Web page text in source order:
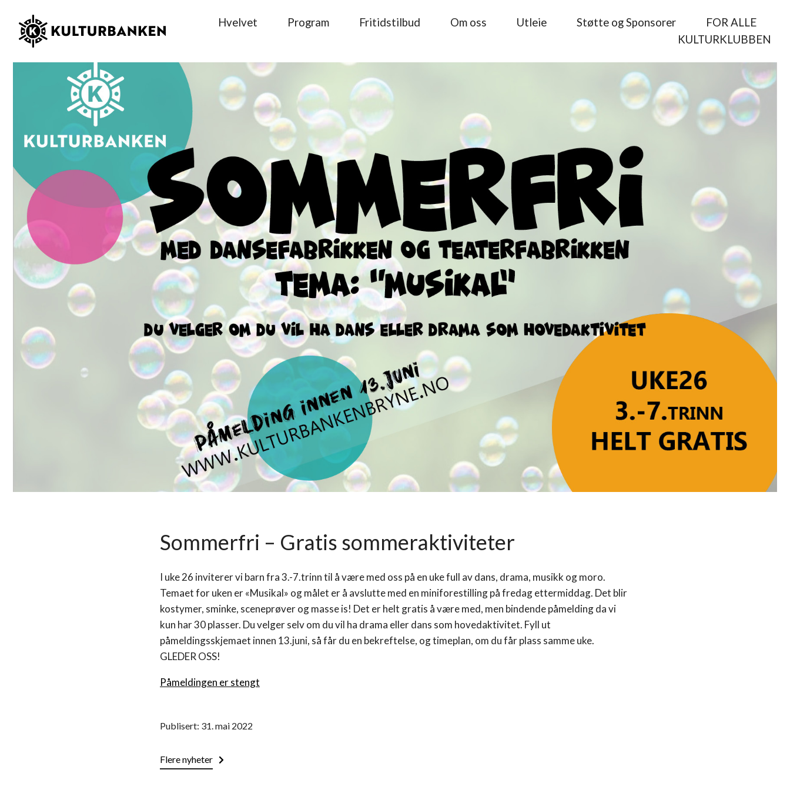
Hvelvet Program Fritidstilbud Om oss Utleie Støtte og Sponsorer
FOR ALLE
KULTURKLUBBEN
Sommerfri – Gratis sommeraktiviteter
I uke 26 inviterer vi barn fra 3.-7.trinn til å være med oss på en uke full av dans, drama, musikk og moro.
Temaet for uken er «Musikal» og målet er å avslutte med en miniforestilling på fredag ettermiddag. Det blir
kostymer, sminke, sceneprøver og masse is! Det er helt gratis å være med, men bindende påmelding da vi
kun har 30 plasser. Du velger selv om du vil ha drama eller dans som hovedaktivitet. Fyll ut
påmeldingsskjemaet innen 13.juni, så får du en bekreftelse, og timeplan, om du får plass samme uke.
GLEDER OSS!
Påmeldingen er stengt
Publisert: 31. mai 2022
Flere nyheter